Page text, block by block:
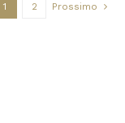
1 2 Prossimo